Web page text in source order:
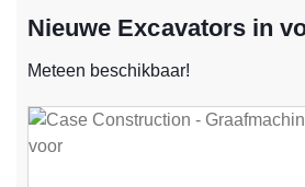
Nieuwe Excavators in
Meteen beschikbaar!